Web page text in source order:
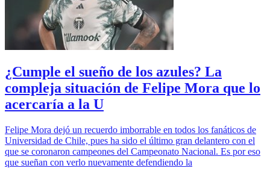
¿Cumple el sueño de los azules? La
compleja situación de Felipe Mora que lo
acercaría a la U
Felipe Mora dejó un recuerdo imborrable en todos los fanáticos de
Universidad de Chile, pues ha sido el último gran delantero con el
que se coronaron campeones del Campeonato Nacional. Es por eso
que sueñan con verlo nuevamente defendiendo la